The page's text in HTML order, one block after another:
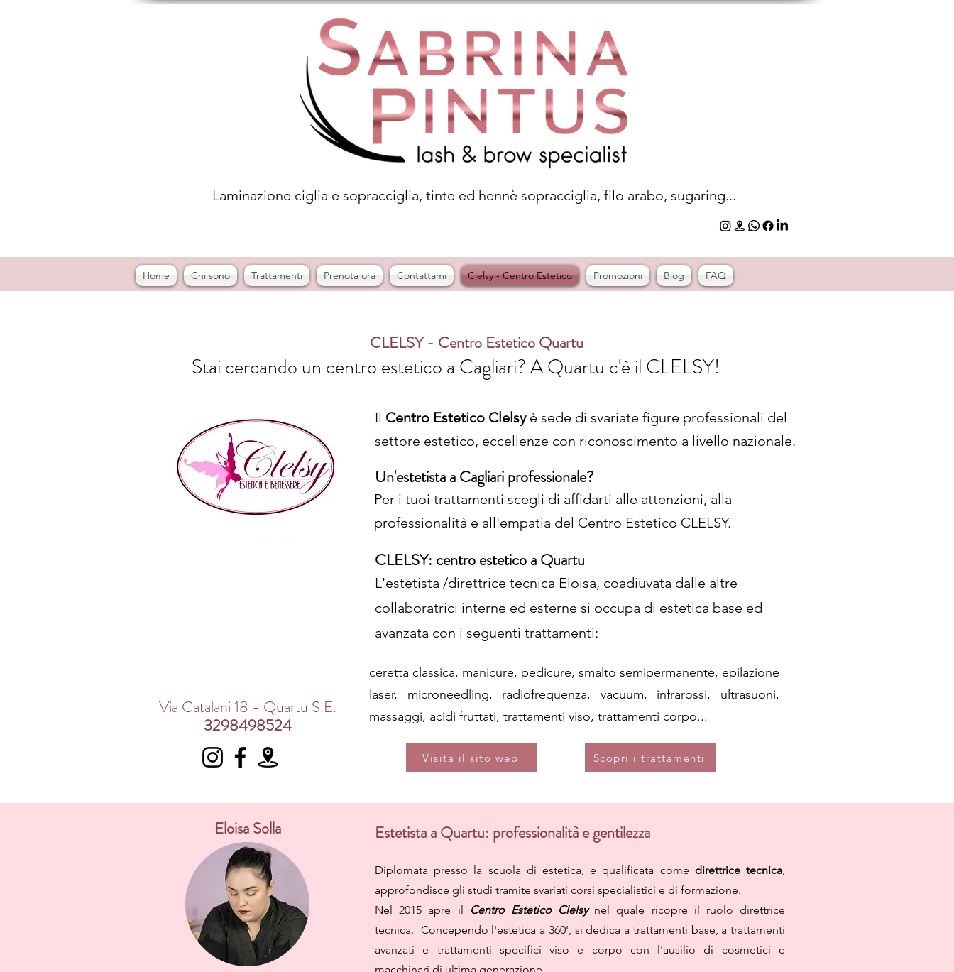
Laminazione ciglia e sopracciglia, tinte ed hennè sopracciglia, filo arabo, sugaring...
Home Chi sono Trattamenti Prenota ora Contattami Clelsy - Centro Estetico Promozioni Blog FAQ
CLELSY - Centro Estetico Quartu
Stai cercando un centro estetico a Cagliari? A Quartu c'è il CLELSY!
Il Centro Estetico Clelsyè sede di svariate figure professionali del
settore estetico, eccellenze con riconoscimento a livello nazionale.
Un'estetista a Cagliari professionale?
Per i tuoi trattamenti scegli di affidarti alle attenzioni, alla
professionalità e all'empatia del Centro Estetico CLELSY.
CLELSY: centro estetico a Quartu
L'estetista /direttrice tecnica Eloisa, coadiuvata dalle altre
collaboratrici interne ed esterne si occupa di estetica base ed
avanzata con i seguenti trattamenti:
Via Catalani 18 - Quartu S.E.
3298498524
ceretta classica, manicure, pedicure, smalto semipermanente, epilazione
laser, microneedling, radiofrequenza, vacuum, infrarossi, ultrasuoni,
massaggi, acidi fruttati, trattamenti viso, trattamenti corpo...
Visita il sito web Scopri i trattamenti
Eloisa Solla Estetista a Quartu: professionalità e gentilezza
Diplomata presso la scuola di estetica, e qualificata come direttrice tecnica,
approfondisce gli studi tramite svariati corsi specialistici e di formazione.
Nel 2015 apre il
Centro Estetico Clelsynel quale ricopre il ruolo direttrice
tecnica. Concependo l'estetica a 360', si dedica a trattamenti base, a trattamenti
avanzati e trattamenti specifici viso e corpo con l'ausilio di cosmetici e